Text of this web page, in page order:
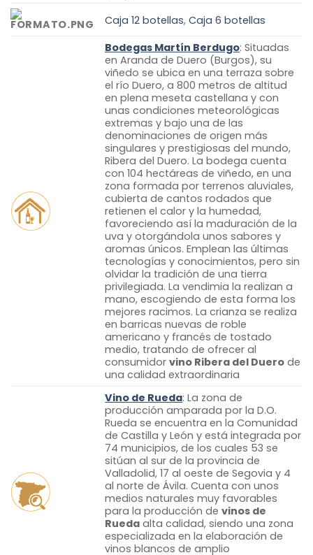
Caja 12 botellas,Caja 6 botellas
Bodegas Martín Berdugo: Situadas
en Aranda de Duero (Burgos), su
viñedo se ubica en una terraza sobre
el río Duero, a 800 metros de altitud
en plena meseta castellana y con
unas condiciones meteorológicas
extremas y bajo una de las
denominaciones de origen más
singulares y prestigiosas del mundo,
Ribera del Duero. La bodega cuenta
con 104 hectáreas de viñedo, en una
zona formada por terrenos aluviales,
cubierta de cantos rodados que
retienen el calor y la humedad,
favoreciendo así la maduración de la
uva y otorgándola unos sabores y
aromas únicos. Emplean las últimas
tecnologías y conocimientos, pero sin
olvidar la tradición de una tierra
privilegiada. La vendimia la realizan a
mano, escogiendo de esta forma los
mejores racimos. La crianza se realiza
en barricas nuevas de roble
americano y francés de tostado
medio, tratando de ofrecer al
consumidorvino Ribera del Duero de
una calidad extraordinaria
Vino de Rueda: La zona de
producción amparada por la D.O.
Rueda se encuentra en la Comunidad
de Castilla y León y está integrada por
74 municipios, de los cuales 53 se
sitúan al sur de la provincia de
Valladolid, 17 al oeste de Segovia y 4
al norte de Ávila. Cuenta con unos
medios naturales muy favorables
para la producción devinos de
Rueda alta calidad, siendo una zona
especializada en la elaboración de
vinos blancos de amplio